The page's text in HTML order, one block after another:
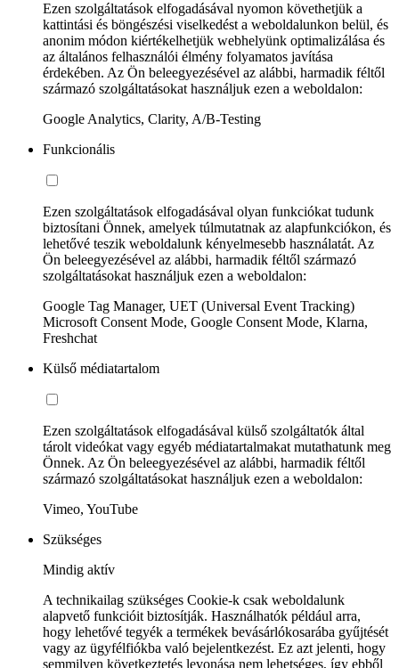
Ezen szolgáltatások elfogadásával nyomon követhetjük a
kattintási és böngészési viselkedést a weboldalunkon belül, és
anonim módon kiértékelhetjük webhelyünk optimalizálása és
az általános felhasználói élmény folyamatos javítása
érdekében. Az Ön beleegyezésével az alábbi, harmadik féltől
származó szolgáltatásokat használjuk ezen a weboldalon:
Google Analytics, Clarity, A/B-Testing
Funkcionális
Ezen szolgáltatások elfogadásával olyan funkciókat tudunk
biztosítani Önnek, amelyek túlmutatnak az alapfunkciókon, és
lehetővé teszik weboldalunk kényelmesebb használatát. Az
Ön beleegyezésével az alábbi, harmadik féltől származó
szolgáltatásokat használjuk ezen a weboldalon:
Google Tag Manager, UET (Universal Event Tracking)
Microsoft Consent Mode, Google Consent Mode, Klarna,
Freshchat
Külső médiatartalom
Ezen szolgáltatások elfogadásával külső szolgáltatók által
tárolt videókat vagy egyéb médiatartalmakat mutathatunk meg
Önnek. Az Ön beleegyezésével az alábbi, harmadik féltől
származó szolgáltatásokat használjuk ezen a weboldalon:
Vimeo, YouTube
Szükséges
Mindig aktív
A technikailag szükséges Cookie-k csak weboldalunk
alapvető funkcióit biztosítják. Használhatók például arra,
hogy lehetővé tegyék a termékek bevásárlókosarába gyűjtését
vagy az ügyfélfiókba való bejelentkezést. Ez azt jelenti, hogy
semmilyen következtetés levonása nem lehetséges, így ebből